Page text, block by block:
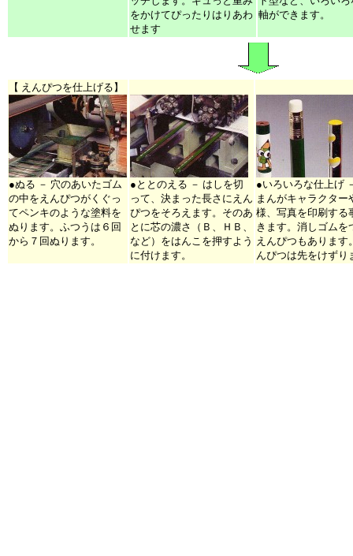
をかけてぴったりはりあわ
せます
軸ができます。
【 えんぴつを仕上げる】
●ぬる － 穴のあいたゴム
の中をえんぴつがくぐっ
てペンキのような塗料を
ぬります。ふつうは６回
から７回ぬります。
●ととのえる － はしを切
って、決まった長さにえん
ぴつをそろえます。そのあ
とに芯の濃さ（Ｂ、ＨＢ、
など）をはんこを押すよう
に付けます。
●いろいろな仕上げ
まんがキャラクター
様、写真を印刷する
きます。消しゴムを
えんぴつもあります
んぴつは先をけずり